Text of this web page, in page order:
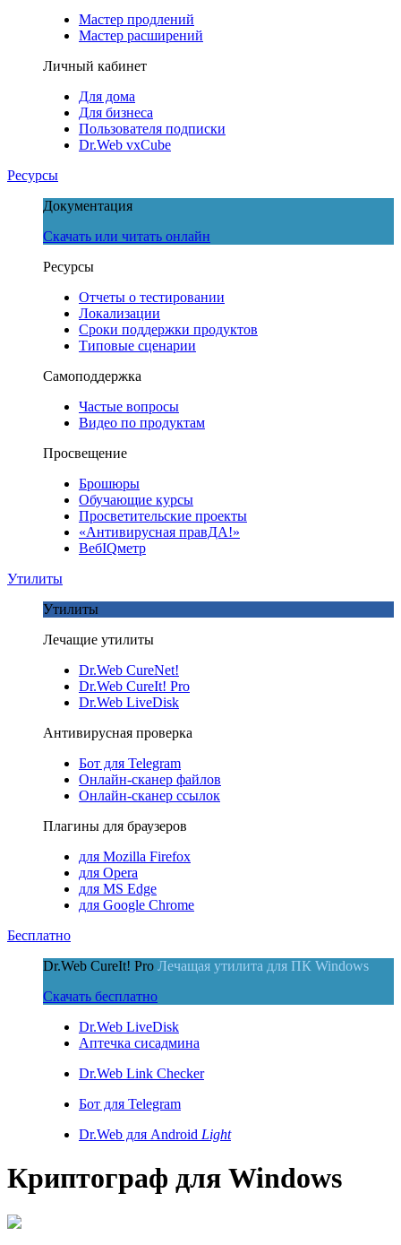
Мастер продлений
Мастер расширений
Личный кабинет
Для дома
Для бизнеса
Пользователя подписки
Dr.Web vxCube
Ресурсы
Документация
Скачать или читать онлайн
Ресурсы
Отчеты о тестировании
Локализации
Сроки поддержки продуктов
Типовые сценарии
Самоподдержка
Частые вопросы
Видео по продуктам
Просвещение
Брошюры
Обучающие курсы
Просветительские проекты
«Антивирусная правДА!»
ВебIQметр
Утилиты
Утилиты
Лечащие утилиты
Dr.Web CureNet!
Dr.Web CureIt! Pro
Dr.Web LiveDisk
Антивирусная проверка
Бот для Telegram
Онлайн-сканер файлов
Онлайн-сканер ссылок
Плагины для браузеров
для Mozilla Firefox
для Opera
для MS Edge
для Google Chrome
Бесплатно
Dr.Web CureIt! Pro Лечащая утилита для ПК Windows
Скачать бесплатно
Dr.Web LiveDisk
Аптечка сисадмина
Dr.Web Link Checker
Бот для Telegram
Dr.Web для Android Light
Криптограф для Windows